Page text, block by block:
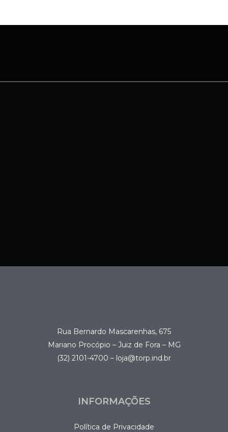
Rua Bernardo Mascarenhas, 675
Mariano Procópio – Juiz de Fora – MG
(32) 2101-4700 – loja@torp.ind.br
INFORMAÇÕES
Política de Privacidade